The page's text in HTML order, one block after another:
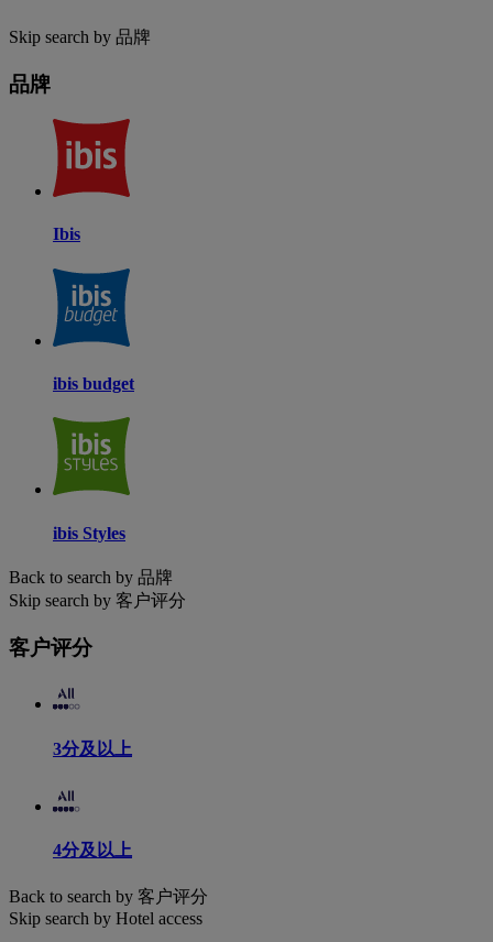
Skip search by 品牌
品牌
Ibis
ibis budget
ibis Styles
Back to search by 品牌
Skip search by 客户评分
客户评分
3分及以上
4分及以上
Back to search by 客户评分
Skip search by Hotel access